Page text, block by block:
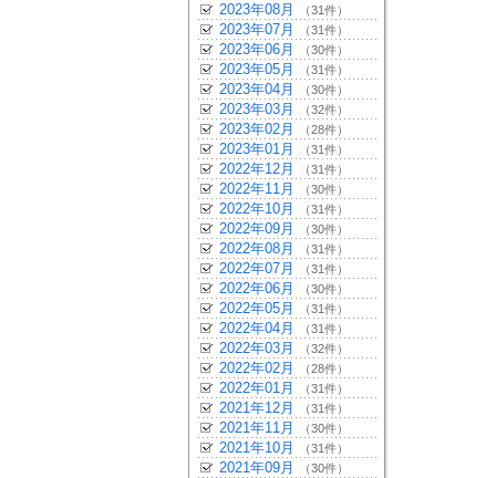
2023年08月 （31件）
2023年07月 （31件）
2023年06月 （30件）
2023年05月 （31件）
2023年04月 （30件）
2023年03月 （32件）
2023年02月 （28件）
2023年01月 （31件）
2022年12月 （31件）
2022年11月 （30件）
2022年10月 （31件）
2022年09月 （30件）
2022年08月 （31件）
2022年07月 （31件）
2022年06月 （30件）
2022年05月 （31件）
2022年04月 （31件）
2022年03月 （32件）
2022年02月 （28件）
2022年01月 （31件）
2021年12月 （31件）
2021年11月 （30件）
2021年10月 （31件）
2021年09月 （30件）